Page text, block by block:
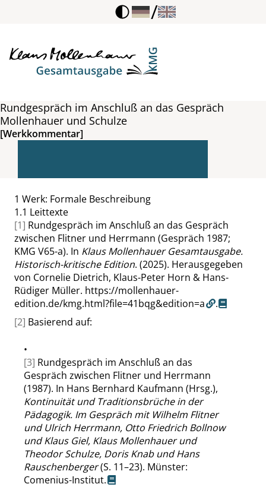
/
Rundgespräch im Anschluß an das Gespräch
Mollenhauer und Schulze
[Werkkommentar]
1 Werk: Formale Beschreibung
1.1 Leittexte
[1] Rundgespräch im Anschluß an das Gespräch
zwischen Flitner und Herrmann (Gespräch 1987;
KMG V65-a). In Klaus Mollenhauer Gesamtausgabe.
Historisch-kritische Edition. (2025). Herausgegeben
von Cornelie Dietrich, Klaus-Peter Horn & Hans-
Rüdiger Müller. https://mollenhauer-
edition.de/kmg.html?file=41bqg&edition=a
.
[2] Basierend auf:
•
[3] Rundgespräch im Anschluß an das
Gespräch zwischen Flitner und Herrmann
(1987). In Hans Bernhard Kaufmann (Hrsg.),
Kontinuität und Traditionsbrüche in der
Pädagogik. Im Gespräch mit Wilhelm Flitner
und Ulrich Herrmann, Otto Friedrich Bollnow
und Klaus Giel, Klaus Mollenhauer und
Theodor Schulze, Doris Knab und Hans
Rauschenberger(S. 11–23). Münster:
Comenius-Institut.